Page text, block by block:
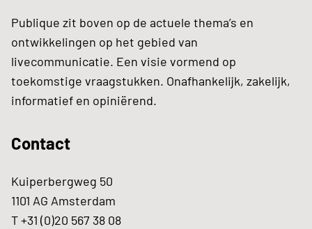
Publique zit boven op de actuele thema’s en
ontwikkelingen op het gebied van
livecommunicatie. Een visie vormend op
toekomstige vraagstukken. Onafhankelijk, zakelijk,
informatief en opiniërend.
Contact
Kuiperbergweg 50
1101 AG Amsterdam
T +31 (0)20 567 38 08